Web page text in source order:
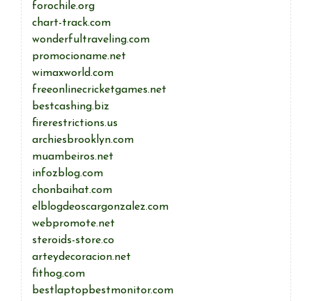
forochile.org
chart-track.com
wonderfultraveling.com
promocioname.net
wimaxworld.com
freeonlinecricketgames.net
bestcashing.biz
firerestrictions.us
archiesbrooklyn.com
muambeiros.net
infozblog.com
chonbaihat.com
elblogdeoscargonzalez.com
webpromote.net
steroids-store.co
arteydecoracion.net
fithog.com
bestlaptopbestmonitor.com